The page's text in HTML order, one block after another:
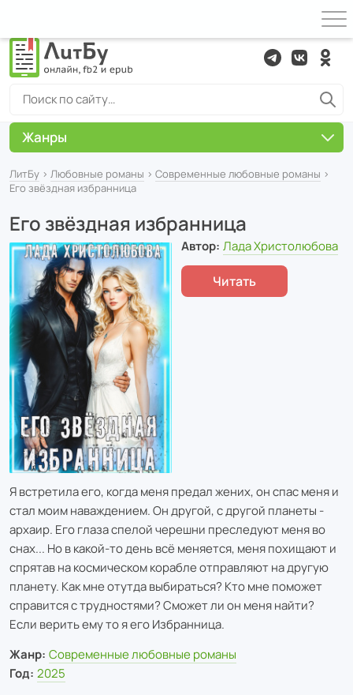
ЛитБу › Любовные романы › Современные любовные романы ›
Его звёздная избранница
Его звёздная избранница
Автор: Лада Христолюбова
Читать
Я встретила его, когда меня предал жених, он спас меня и
стал моим наваждением. Он другой, с другой планеты -
архаир. Его глаза спелой черешни преследуют меня во
снах... Но в какой-то день всё меняется, меня похищают и
спрятав на космическом корабле отправляют на другую
планету. Как мне отутда выбираться? Кто мне поможет
справится с трудностями? Сможет ли он меня найти?
Если верить ему то я его Избранница.
Жанр: Современные любовные романы
Год: 2025
Жанры